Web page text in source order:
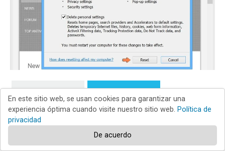
Firefox
En este sitio web, se usan cookies para garantizar una
experiencia óptima cuando visite nuestro sitio web. Política de
privacidad
De acuerdo